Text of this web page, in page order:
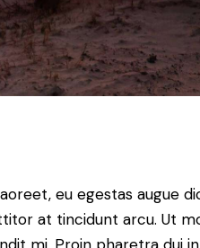
eu egestas augue
at tincidunt arcu. Ut